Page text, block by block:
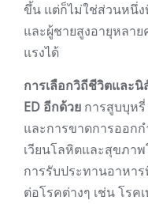
ขึ้น แต่ก็ไม่ใช่ส่วนหนึ่ง
และผู้ชายสูงอายุหลา
แรงได้
การเลือกวิถีชีวิตและ
ED อีกด้วย การสูบบุห
และการขาดการออก
เวียนโลหิตและสุขภา
การรับประทานอาหา
ต่อโรคต่างๆ เช่น โร